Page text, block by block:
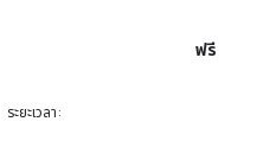
ระยะเวลา:
ฟรี